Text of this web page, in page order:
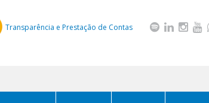
Transparência e Prestação de Contas